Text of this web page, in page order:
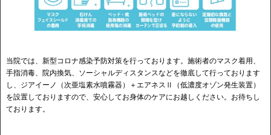
当院では、新型コロナ感染予防対策を行っております。施術者のマスク着用、
手指消毒、院内換気、ソーシャルディスタンスなどを徹底して行っております
し、ジアイーノ（次亜塩素水噴霧器）＋エアネスⅡ（低濃度オゾン発生装置）
を設置しておりますので、安心してお身体のケアにお越しください。お待ちし
ております。